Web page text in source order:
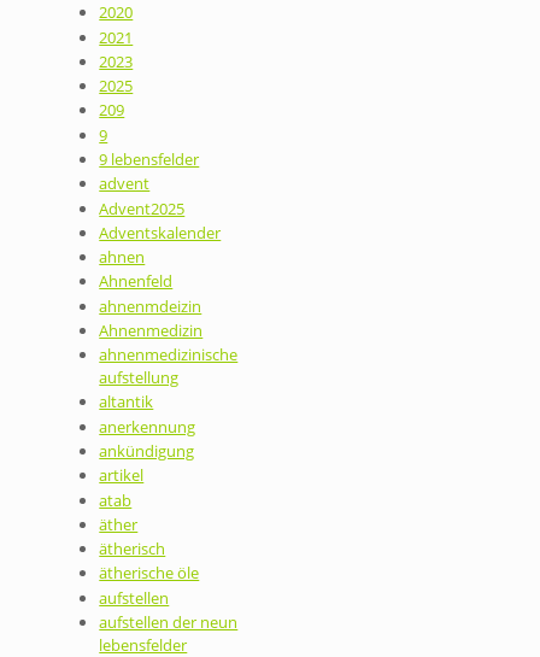
2020
2021
2023
2025
209
9
9 lebensfelder
advent
Advent2025
Adventskalender
ahnen
Ahnenfeld
ahnenmdeizin
Ahnenmedizin
ahnenmedizinische
aufstellung
altantik
anerkennung
ankündigung
artikel
atab
äther
ätherisch
ätherische öle
aufstellen
aufstellen der neun
lebensfelder